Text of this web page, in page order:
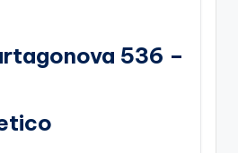
536 –